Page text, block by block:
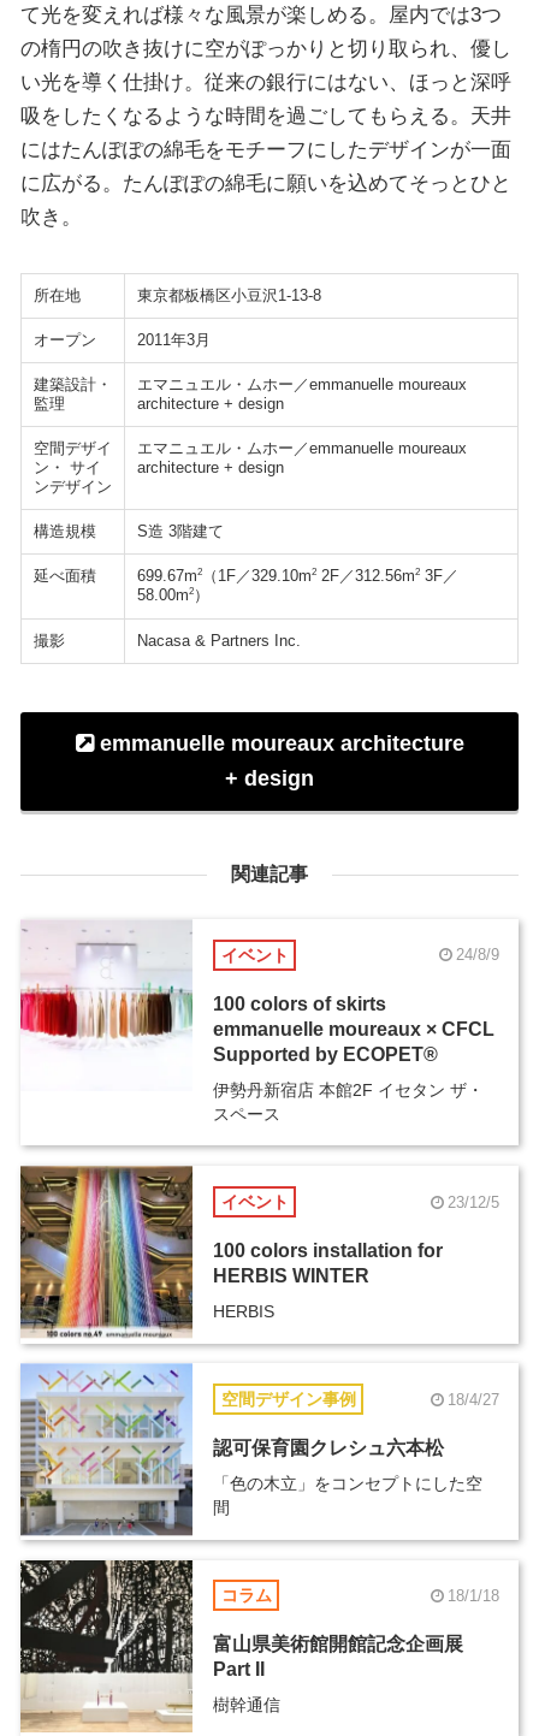
て光を変えれば様々な風景が楽しめる。屋内では3つ
の楕円の吹き抜けに空がぽっかりと切り取られ、優し
い光を導く仕掛け。従来の銀行にはない、ほっと深呼
吸をしたくなるような時間を過ごしてもらえる。天井
にはたんぽぽの綿毛をモチーフにしたデザインが一面
に広がる。たんぽぽの綿毛に願いを込めてそっとひと
吹き。
所在地 東京都板橋区小豆沢1-13-8
オープン 2011年3月
建築設計・
監理
エマニュエル・ムホー／emmanuelle moureaux
architecture + design
空間デザイ
ン・ サイ
ンデザイン
エマニュエル・ムホー／emmanuelle moureaux
architecture + design
構造規模 S造 3階建て
延べ面積 699.67m2（1F／329.10m22F／312.56m23F／
58.00m2）
撮影 Nacasa & Partners Inc.
emmanuelle moureaux architecture
+ design
関連記事
イベント 24/8/9
100 colors of skirts
emmanuelle moureaux × CFCL
Supported by ECOPET®
伊勢丹新宿店 本館2F イセタン ザ・
スペース
イベント 23/12/5
100 colors installation for
HERBIS WINTER
HERBIS
空間デザイン事例 18/4/27
認可保育園クレシュ六本松
「色の木立」をコンセプトにした空
間
コラム 18/1/18
富山県美術館開館記念企画展
Part II
樹幹通信